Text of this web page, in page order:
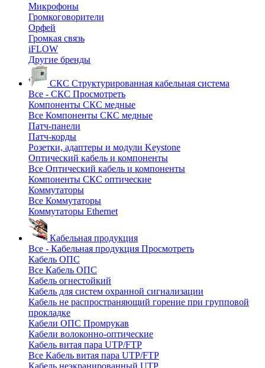
Микрофоны
Громкоговорители
Орфей
Громкая связь
iFLOW
Другие бренды
СКС Структурированная кабельная система
Все - СКС Просмотреть
Компоненты СКС медные
Все Компоненты СКС медные
Патч-панели
Патч-корды
Розетки, адаптеры и модули Keystone
Оптический кабель и компоненты
Все Оптический кабель и компоненты
Компоненты СКС оптические
Коммутаторы
Все Коммутаторы
Коммутаторы Ethernet
Кабельная продукция
Все - Кабельная продукция Просмотреть
Кабель ОПС
Все Кабель ОПС
Кабель огнестойкий
Кабель для систем охранной сигнализации
Кабель не распространяющий горение при групповой
прокладке
Кабели ОПС Промрукав
Кабели волоконно-оптические
Кабель витая пара UTP/FTP
Все Кабель витая пара UTP/FTP
Кабель неэкранированный UTP